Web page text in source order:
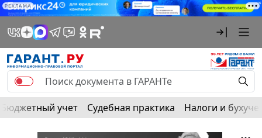
РЕКЛАМА
Бюджетный учет Судебная практика Налоги и